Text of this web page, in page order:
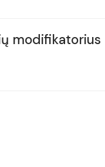
modifikatorius